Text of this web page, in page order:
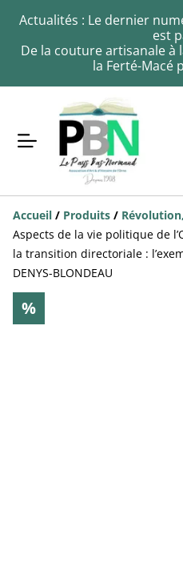
Actualités : Le dernier
est
De la couture artisanale
la Ferté-Macé
Accueil / Produits /
Aspects de la vie politique de
la transition directoriale :
DENYS-BLONDEAU
%